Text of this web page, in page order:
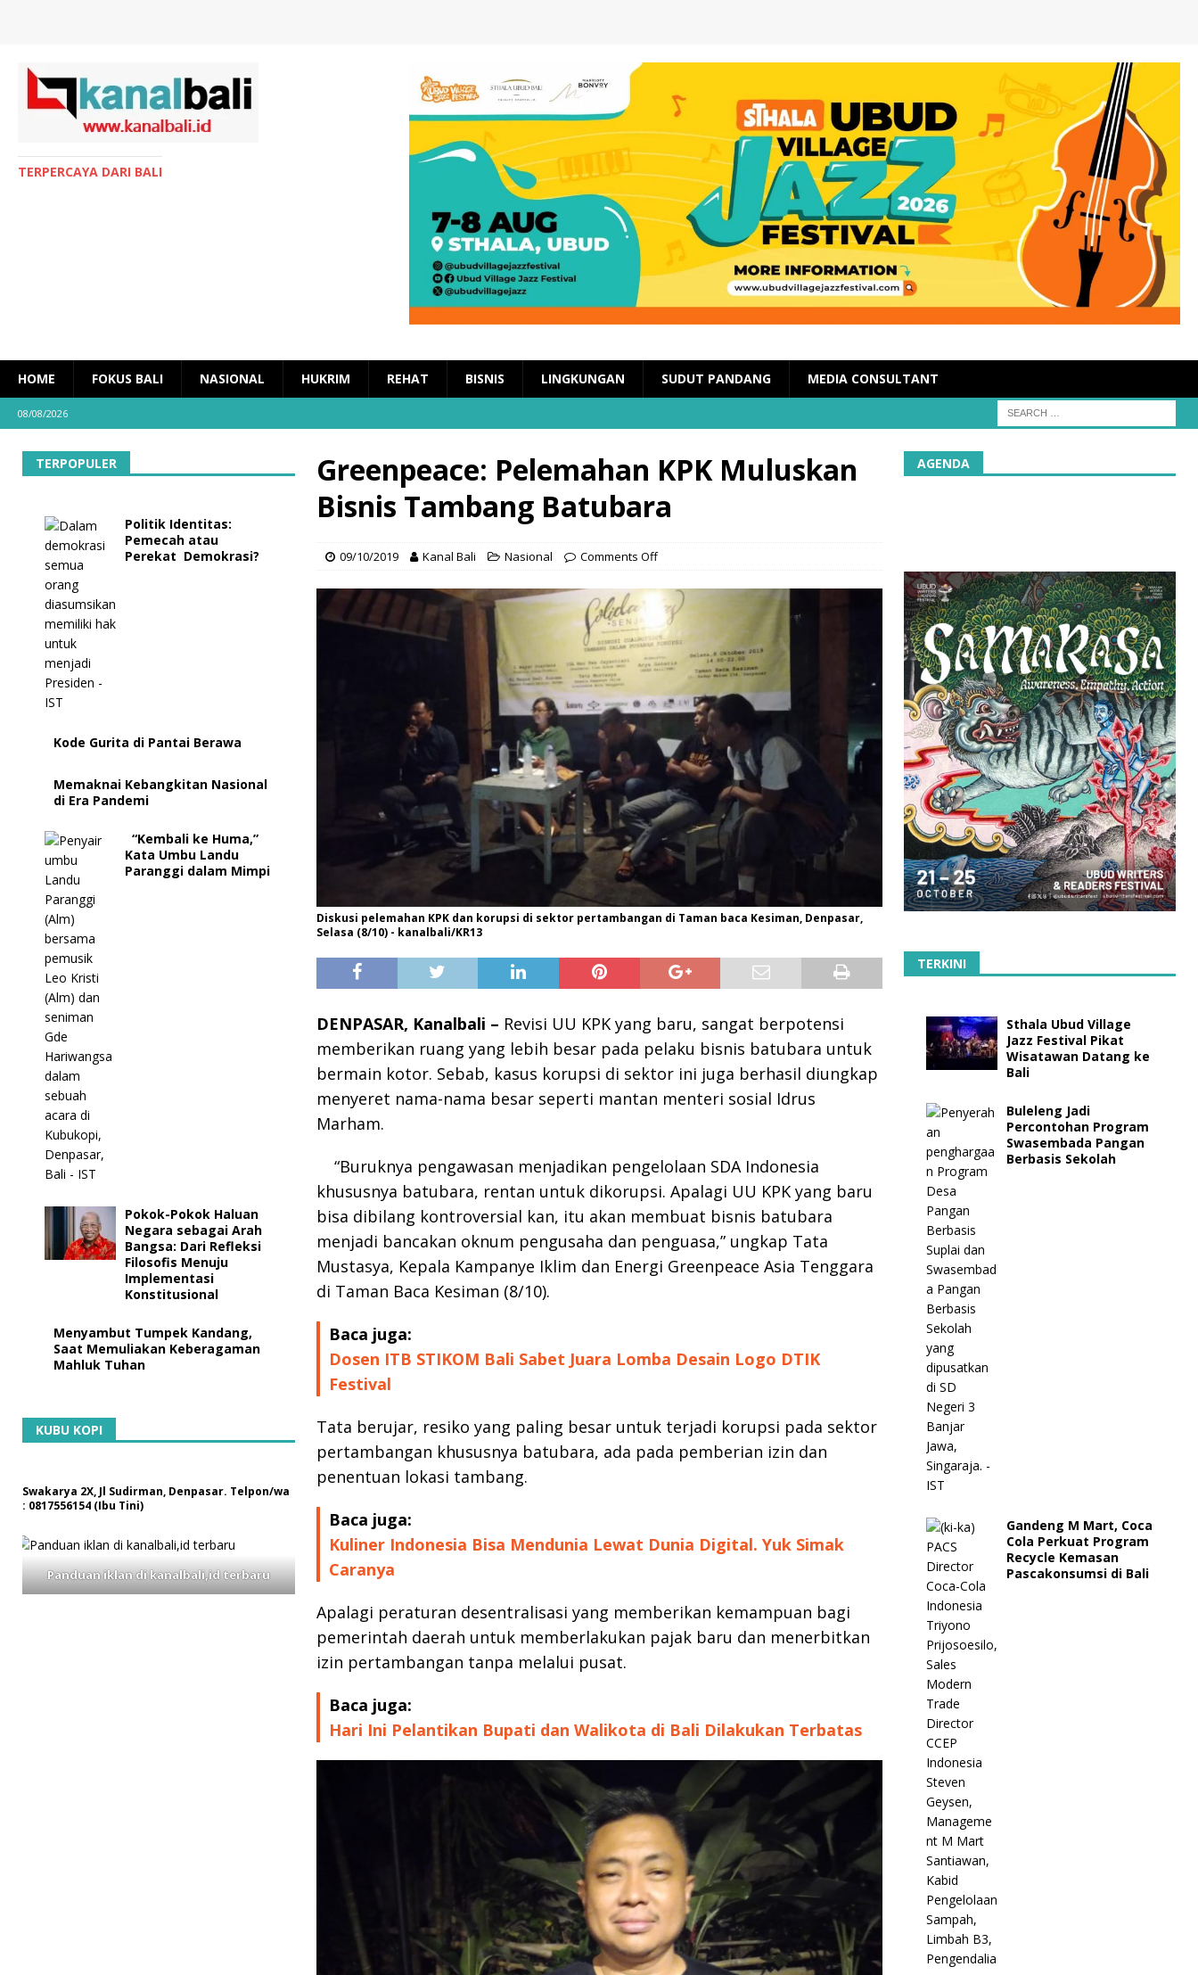
TERPERCAYA DARI BALI
HOME FOKUS BALI NASIONAL HUKRIM REHAT BISNIS LINGKUNGAN SUDUT PANDANG MEDIA CONSULTANT
08/08/2026
Greenpeace: Pelemahan KPK Muluskan
Bisnis Tambang Batubara
09/10/2019 Kanal Bali Nasional Comments Off
Diskusi pelemahan KPK dan korupsi di sektor pertambangan di Taman baca Kesiman, Denpasar,
Selasa (8/10) - kanalbali/KR13
DENPASAR, Kanalbali – Revisi UU KPK yang baru, sangat berpotensi
memberikan ruang yang lebih besar pada pelaku bisnis batubara untuk
bermain kotor. Sebab, kasus korupsi di sektor ini juga berhasil diungkap
menyeret nama-nama besar seperti mantan menteri sosial Idrus
Marham.
“Buruknya pengawasan menjadikan pengelolaan SDA Indonesia
khususnya batubara, rentan untuk dikorupsi. Apalagi UU KPK yang baru
bisa dibilang kontroversial kan, itu akan membuat bisnis batubara
menjadi bancakan oknum pengusaha dan penguasa,” ungkap Tata
Mustasya, Kepala Kampanye Iklim dan Energi Greenpeace Asia Tenggara
di Taman Baca Kesiman (8/10).
Baca juga:
Dosen ITB STIKOM Bali Sabet Juara Lomba Desain Logo DTIK
Festival
Tata berujar, resiko yang paling besar untuk terjadi korupsi pada sektor
pertambangan khususnya batubara, ada pada pemberian izin dan
penentuan lokasi tambang.
Baca juga:
Kuliner Indonesia Bisa Mendunia Lewat Dunia Digital. Yuk Simak
Caranya
Apalagi peraturan desentralisasi yang memberikan kemampuan bagi
pemerintah daerah untuk memberlakukan pajak baru dan menerbitkan
izin pertambangan tanpa melalui pusat.
Baca juga:
Hari Ini Pelantikan Bupati dan Walikota di Bali Dilakukan Terbatas
TERPOPULER
Politik Identitas:
Pemecah atau
Perekat Demokrasi?
Kode Gurita di Pantai Berawa
Memaknai Kebangkitan Nasional
di Era Pandemi
“Kembali ke Huma,”
Kata Umbu Landu
Paranggi dalam Mimpi
Pokok-Pokok Haluan
Negara sebagai Arah
Bangsa: Dari Refleksi
Filosofis Menuju
Implementasi
Konstitusional
Menyambut Tumpek Kandang,
Saat Memuliakan Keberagaman
Mahluk Tuhan
KUBU KOPI
Swakarya 2X, Jl Sudirman, Denpasar. Telpon/wa
: 0817556154 (Ibu Tini)
Panduan iklan di kanalbali,id terbaru
AGENDA
TERKINI
Sthala Ubud Village
Jazz Festival Pikat
Wisatawan Datang ke
Bali
Buleleng Jadi
Percontohan Program
Swasembada Pangan
Berbasis Sekolah
Gandeng M Mart, Coca
Cola Perkuat Program
Recycle Kemasan
Pascakonsumsi di Bali